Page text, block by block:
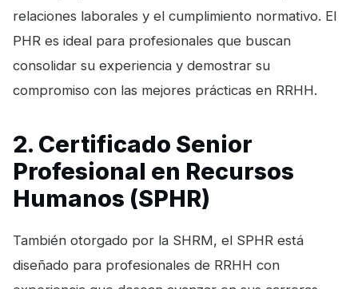
relaciones laborales y el cumplimiento normativo. El
PHR es ideal para profesionales que buscan
consolidar su experiencia y demostrar su
compromiso con las mejores prácticas en RRHH.
2. Certificado Senior
Profesional en Recursos
Humanos (SPHR)
También otorgado por la SHRM, el SPHR está
diseñado para profesionales de RRHH con